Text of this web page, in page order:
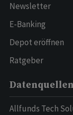
Newsletter
E-Banking
Depot eröffnen
Ratgeber
Allfunds Tech